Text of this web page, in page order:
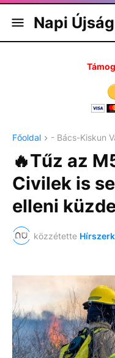
Napi Újság
Főoldal - Bács-Kiskun
🔥Tűz az
Civilek is
elleni
közzétette